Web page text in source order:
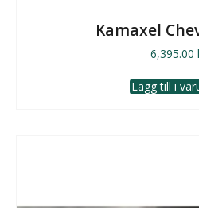
Kamaxel
6,395.00
Lägg till i